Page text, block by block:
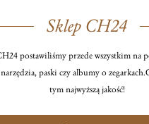
Sklep CH24
postawiliśmy przede wszystkim na
paski czy albumy o zegarkach.
tym najwyższą jakość!